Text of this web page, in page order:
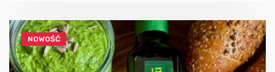
NOWOŚĆ